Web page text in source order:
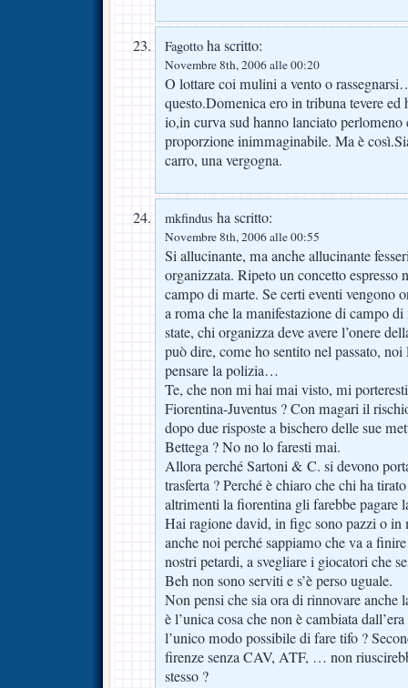
Fagotto ha scritto:
Novembre 8th, 2006 alle 00:20
O lottare coi mulini a vento o
questo.Domenica ero in tribuna tevere ed
io,in curva sud hanno lanciato
proporzione inimmaginabile. Ma è
carro, una vergogna.
mkfindus ha scritto:
Novembre 8th, 2006 alle 00:55
Si allucinante, ma anche allucinante
organizzata. Ripeto un concetto
campo di marte. Se certi eventi vengono
a roma che la manifestazione di campo
state, chi organizza deve avere l’onere
può dire, come ho sentito nel passato,
pensare la polizia…
Te, che non mi hai mai visto, mi
Fiorentina-Juventus ? Con magari il
dopo due risposte a bischero delle sue
Bettega ? No no lo faresti mai.
Allora perché Sartoni & C. si devono
trasferta ? Perché è chiaro che chi ha
altrimenti la fiorentina gli farebbe
Hai ragione david, in figc sono pazzi o in
anche noi perché sappiamo che va a
nostri petardi, a svegliare i giocatori che
Beh non sono serviti e s’è perso uguale.
Non pensi che sia ora di rinnovare anche
è l’unica cosa che non è cambiata
l’unico modo possibile di fare tifo ?
firenze senza CAV, ATF, … non
stesso ?